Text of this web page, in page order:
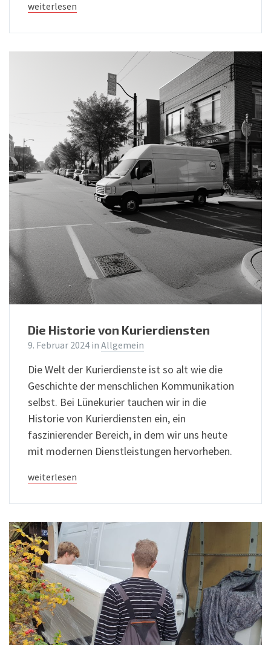
weiterlesen
Die Historie von Kurierdiensten
9. Februar 2024 in Allgemein
Die Welt der Kurierdienste ist so alt wie die
Geschichte der menschlichen Kommunikation
selbst. Bei Lünekurier tauchen wir in die
Historie von Kurierdiensten ein, ein
faszinierender Bereich, in dem wir uns heute
mit modernen Dienstleistungen hervorheben.
weiterlesen